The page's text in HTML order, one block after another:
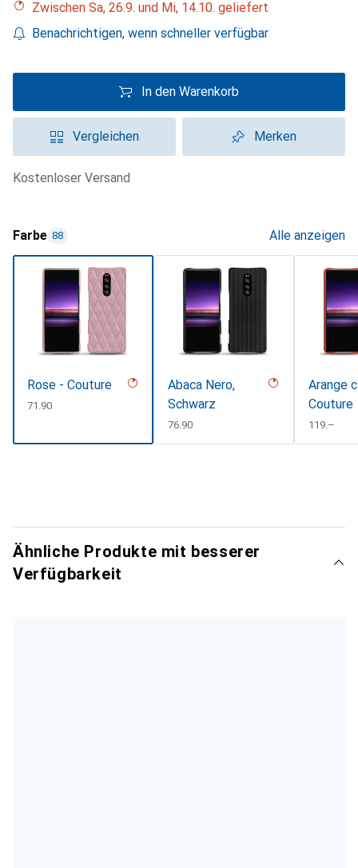
Zwischen Sa, 26.9. und Mi, 14.10. geliefert
Benachrichtigen, wenn schneller verfügbar
In den Warenkorb
Vergleichen Merken
kostenloser Versand
Farbe 88 Alle anzeigen
Rose - Couture
CHF
71.90
Abaca Nero,
Schwarz
CHF
76.90
Arange
Couture
CHF
119.–
Ähnliche Produkte mit besserer
Verfügbarkeit